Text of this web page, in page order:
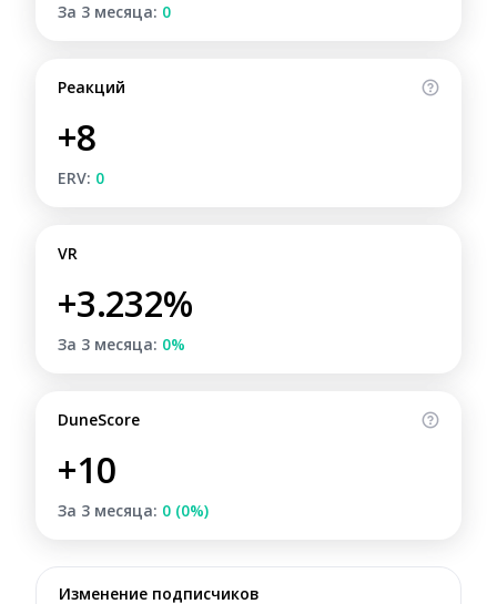
За 3 месяца: 0
Реакций
+8
ERV: 0
VR
+3.232%
За 3 месяца: 0%
DuneScore
+10
За 3 месяца: 0 (0%)
Изменение подписчиков